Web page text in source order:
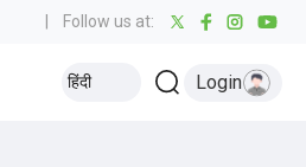
Follow us at:
हिंदी Login